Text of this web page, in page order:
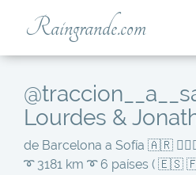
Raingrande.com
Lourdes &
de Barcelona a Sofía 🇦🇷
➰ 3181 km ➰ 6 países